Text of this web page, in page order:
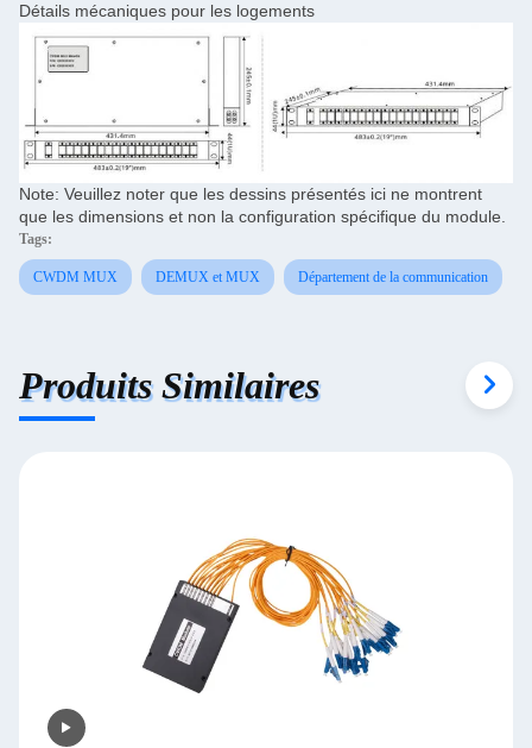
Détails mécaniques pour les logements
Note: Veuillez noter que les dessins présentés ici ne montrent
que les dimensions et non la configuration spécifique du module.
Tags:
CWDM MUX DEMUX et MUX Département de la communication
Produits Similaires